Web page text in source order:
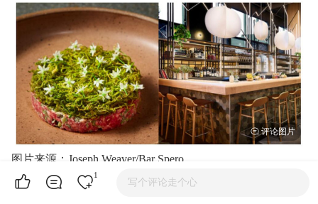
图片来源：Joseph Weaver/Bar Spero
Bar Spero位于东区时尚的Capitol Crossing开发区中，是华盛
顿美食界的一个令人兴奋的新成员。虽然这家餐厅那高耸的
1
写个评论走个心